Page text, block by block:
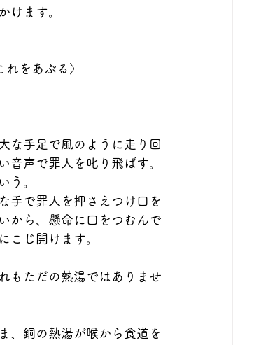
けます。
れをあぶる〉
な手足で風のように走り回
音声で罪人を叱り飛ばす。
う。
手で罪人を押さえつけ口を
から、懸命に口をつむんで
こじ開けます。
もただの熱湯ではありませ
、銅の熱湯が喉から食道を